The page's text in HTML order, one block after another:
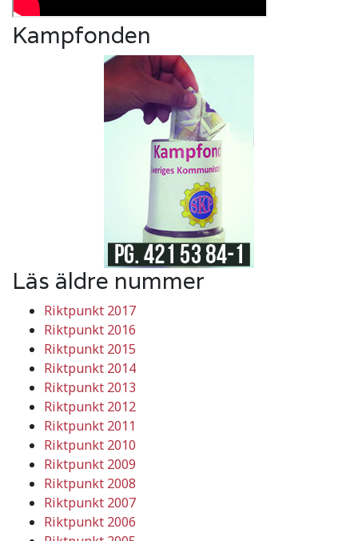
Kampfonden
Läs äldre nummer
Riktpunkt 2017
Riktpunkt 2016
Riktpunkt 2015
Riktpunkt 2014
Riktpunkt 2013
Riktpunkt 2012
Riktpunkt 2011
Riktpunkt 2010
Riktpunkt 2009
Riktpunkt 2008
Riktpunkt 2007
Riktpunkt 2006